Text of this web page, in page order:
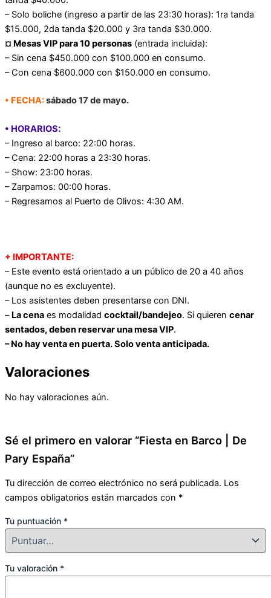
– Solo boliche (ingreso a partir de las 23:30 horas): 1ra tanda
$15.000, 2da tanda $20.000 y 3ra tanda $30.000.
¤ Mesas VIP para 10 personas (entrada incluida):
– Sin cena $450.000 con $100.000 en consumo.
– Con cena $600.000 con $150.000 en consumo.
• FECHA:sábado 17 de mayo.
• HORARIOS:
– Ingreso al barco: 22:00 horas.
– Cena: 22:00 horas a 23:30 horas.
– Show: 23:00 horas.
– Zarpamos: 00:00 horas.
– Regresamos al Puerto de Olivos: 4:30 AM.
+ IMPORTANTE:
– Este evento está orientado a un público de 20 a 40 años
(aunque no es excluyente).
– Los asistentes deben presentarse con DNI.
– La cena es modalidad cocktail/bandejeo. Si quieren cenar
sentados, deben reservar una mesa VIP.
– No hay venta en puerta. Solo venta anticipada.
Valoraciones
No hay valoraciones aún.
Sé el primero en valorar “Fiesta en Barco | De
Pary España”
Tu dirección de correo electrónico no será publicada. Los
campos obligatorios están marcados con *
Tu puntuación *
Tu valoración *